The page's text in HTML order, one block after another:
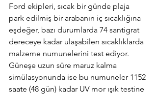
Ford ekipleri, sıcak bir günde plaja
park edilmiş bir arabanın iç sıcaklığına
eşdeğer, bazı durumlarda 74 santigrat
dereceye kadar ulaşabilen sıcaklıklarda
malzeme numunelerini test ediyor.
Güneşe uzun süre maruz kalma
simülasyonunda ise bu numuneler 1152
saate (48 gün) kadar UV mor ışık testine